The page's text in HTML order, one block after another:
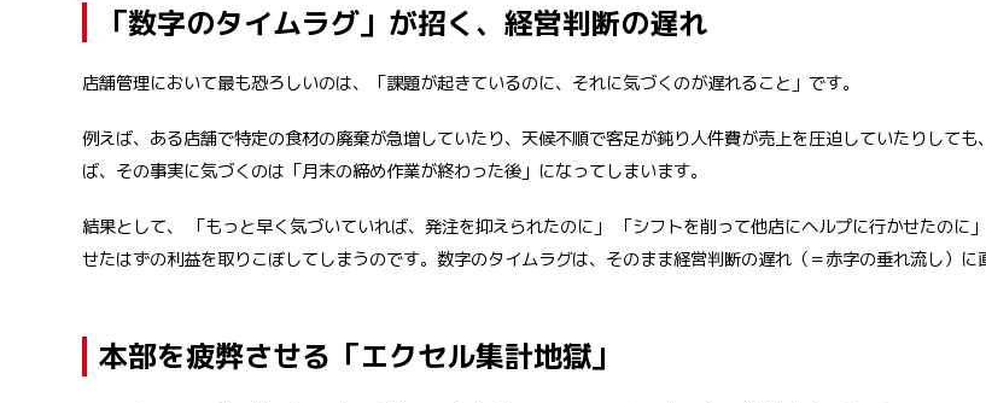
「数字のタイムラグ」が招く、経営判断の遅れ
店舗管理において最も恐ろしいのは、「課題が起きているのに、それに気づくのが遅れること」です。
例えば、ある店舗で特定の食材の廃棄が急増していたり、天候不順で客足が鈍り人件費が売上を圧迫していたりして
ば、その事実に気づくのは「月末の締め作業が終わった後」になってしまいます。
結果として、 「もっと早く気づいていれば、発注を抑えられたのに」 「シフトを削って他店にヘルプに行かせたのに
せたはずの利益を取りこぼしてしまうのです。数字のタイムラグは、そのまま経営判断の遅れ（＝赤字の垂れ流し）に
本部を疲弊させる「エクセル集計地獄」